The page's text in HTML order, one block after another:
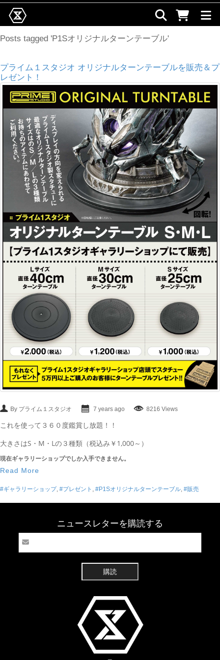
Posts tagged 'P1Sオリジナルターンテーブル'
プライム１スタジオ オリジナルターンテーブルを販売＆プ
レゼント！
By プライム１スタジオ 7 years ago 8216 Views
これを使って３６０度鑑賞し放題！！
大きさはS・M・Lの３種類（税込み￥1,000～）
現在ギャラリーショップでしか入手できません。
Read More
#ギャラリーショップ, #プレゼント #P1Sオリジナルターンテーブル #販売
ニュースレターを購読する
購読